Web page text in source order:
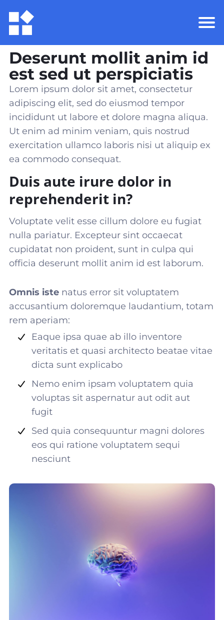
Deserunt mollit anim id
est sed ut perspiciatis
Lorem ipsum dolor sit amet, consectetur
adipiscing elit, sed do eiusmod tempor
incididunt ut labore et dolore magna aliqua.
Ut enim ad minim veniam, quis nostrud
exercitation ullamco laboris nisi ut aliquip ex
ea commodo consequat.
Duis aute irure dolor in
reprehenderit in?
Voluptate velit esse cillum dolore eu fugiat
nulla pariatur. Excepteur sint occaecat
cupidatat non proident, sunt in culpa qui
officia deserunt mollit anim id est laborum.
Omnis iste natus error sit voluptatem
accusantium doloremque laudantium, totam
rem aperiam:
Eaque ipsa quae ab illo inventore
veritatis et quasi architecto beatae vitae
dicta sunt explicabo
Nemo enim ipsam voluptatem quia
voluptas sit aspernatur aut odit aut
fugit
Sed quia consequuntur magni dolores
eos qui ratione voluptatem sequi
nesciunt